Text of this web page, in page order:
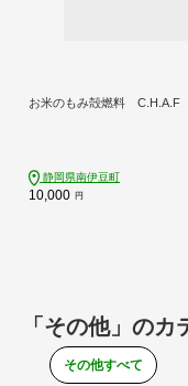
お米のもみ殻燃料 C.H.A.F
静岡県南伊豆町
10,000 円
「その他」の
その他すべて